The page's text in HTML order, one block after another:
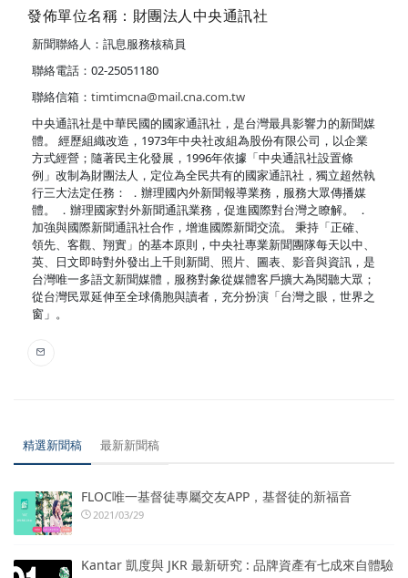
發佈單位名稱：財團法人中央通訊社
新聞聯絡人：訊息服務核稿員
聯絡電話：02-25051180
聯絡信箱： timtimcna@mail.cna.com.tw
中央通訊社是中華民國的國家通訊社，是台灣最具影響力的新聞媒
體。 經歷組織改造，1973年中央社改組為股份有限公司，以企業
方式經營；隨著民主化發展，1996年依據「中央通訊社設置條
例」改制為財團法人，定位為全民共有的國家通訊社，獨立超然執
行三大法定任務： ．辦理國內外新聞報導業務，服務大眾傳播媒
體。 ．辦理國家對外新聞通訊業務，促進國際對台灣之瞭解。 ．
加強與國際新聞通訊社合作，增進國際新聞交流。 秉持「正確、
領先、客觀、翔實」的基本原則，中央社專業新聞團隊每天以中、
英、日文即時對外發出上千則新聞、照片、圖表、影音與資訊，是
台灣唯一多語文新聞媒體，服務對象從媒體客戶擴大為閱聽大眾；
從台灣民眾延伸至全球僑胞與讀者，充分扮演「台灣之眼，世界之
窗」。
精選新聞稿 最新新聞稿
FLOC唯一基督徒專屬交友APP，基督徒的新福音
2021/03/29
Kantar 凱度與 JKR 最新研究 : 品牌資產有七成來自體驗